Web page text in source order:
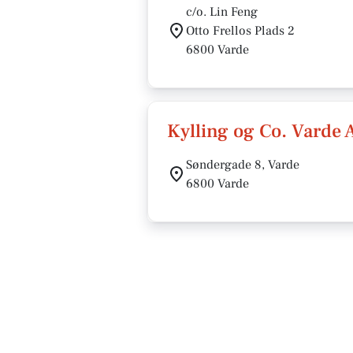
c/o. Lin Feng
Otto Frellos Plads 2
6800 Varde
Kylling og Co. Varde
Søndergade 8, Varde
6800 Varde